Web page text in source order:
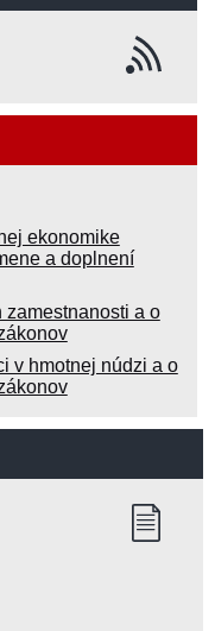
ekonomike
a doplnení
zamestnanosti a o
v hmotnej núdzi a o